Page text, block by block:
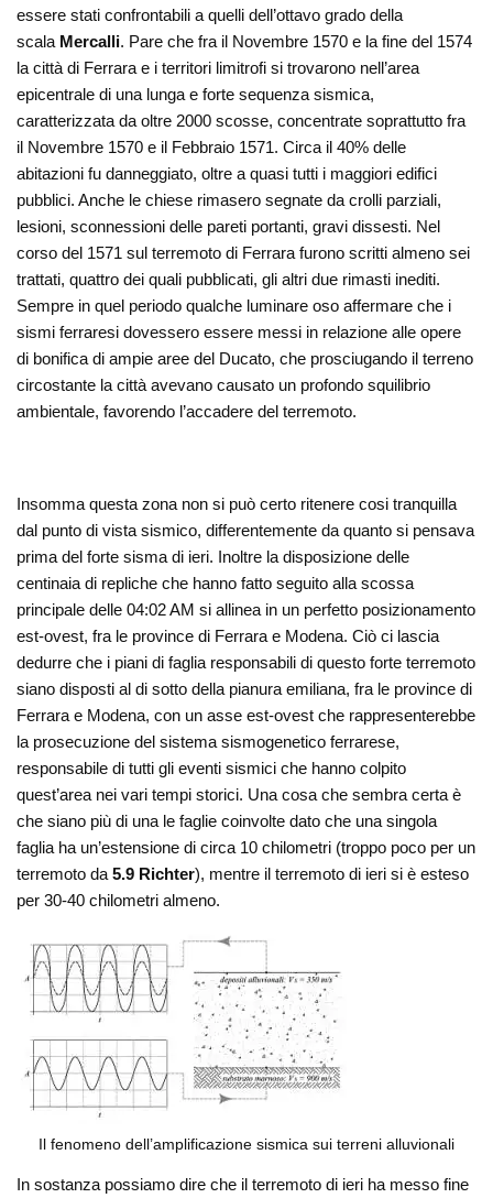
essere stati confrontabili a quelli dell’ottavo grado della
scala Mercalli. Pare che fra il Novembre 1570 e la fine del 1574
la città di Ferrara e i territori limitrofi si trovarono nell’area
epicentrale di una lunga e forte sequenza sismica,
caratterizzata da oltre 2000 scosse, concentrate soprattutto fra
il Novembre 1570 e il Febbraio 1571. Circa il 40% delle
abitazioni fu danneggiato, oltre a quasi tutti i maggiori edifici
pubblici. Anche le chiese rimasero segnate da crolli parziali,
lesioni, sconnessioni delle pareti portanti, gravi dissesti. Nel
corso del 1571 sul terremoto di Ferrara furono scritti almeno sei
trattati, quattro dei quali pubblicati, gli altri due rimasti inediti.
Sempre in quel periodo qualche luminare oso affermare che i
sismi ferraresi dovessero essere messi in relazione alle opere
di bonifica di ampie aree del Ducato, che prosciugando il terreno
circostante la città avevano causato un profondo squilibrio
ambientale, favorendo l’accadere del terremoto.
Insomma questa zona non si può certo ritenere cosi tranquilla
dal punto di vista sismico, differentemente da quanto si pensava
prima del forte sisma di ieri. Inoltre la disposizione delle
centinaia di repliche che hanno fatto seguito alla scossa
principale delle 04:02 AM si allinea in un perfetto posizionamento
est-ovest, fra le province di Ferrara e Modena. Ciò ci lascia
dedurre che i piani di faglia responsabili di questo forte terremoto
siano disposti al di sotto della pianura emiliana, fra le province di
Ferrara e Modena, con un asse est-ovest che rappresenterebbe
la prosecuzione del sistema sismogenetico ferrarese,
responsabile di tutti gli eventi sismici che hanno colpito
quest’area nei vari tempi storici. Una cosa che sembra certa è
che siano più di una le faglie coinvolte dato che una singola
faglia ha un’estensione di circa 10 chilometri (troppo poco per un
terremoto da5.9 Richter), mentre il terremoto di ieri si è esteso
per 30-40 chilometri almeno.
Il fenomeno dell’amplificazione sismica sui terreni alluvionali
In sostanza possiamo dire che il terremoto di ieri ha messo fine